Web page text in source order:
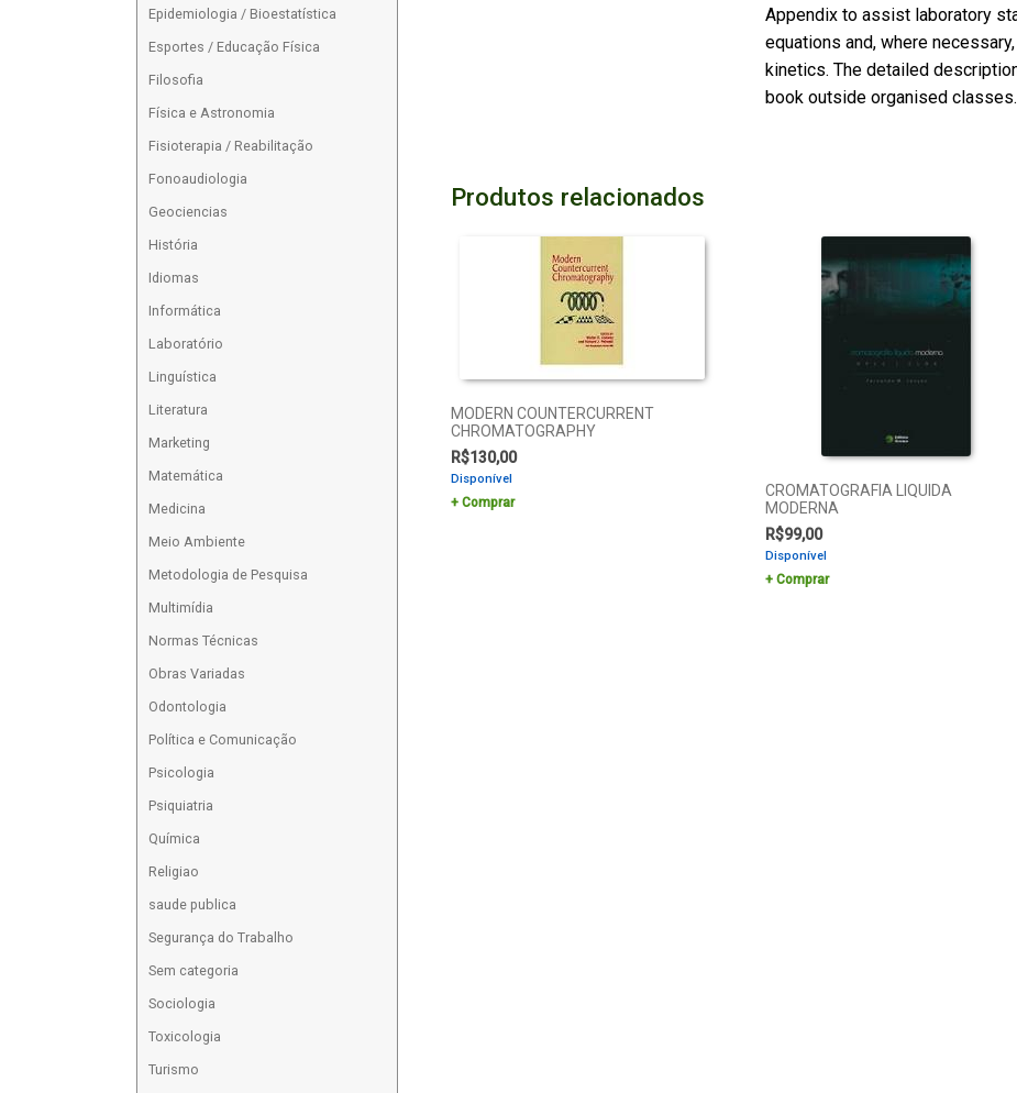
Appendix to assist laboratory
equations and, where
kinetics. The detailed
book outside organised classes.
Produtos relacionados
MODERN COUNTERCURRENT
CHROMATOGRAPHY
R$130,00
Disponível
Comprar
CROMATOGRAFIA LIQUIDA
MODERNA
R$99,00
Disponível
Comprar
Epidemiologia / Bioestatística
Esportes / Educação Física
Filosofia
Física e Astronomia
Fisioterapia / Reabilitação
Fonoaudiologia
Geociencias
História
Idiomas
Informática
Laboratório
Linguística
Literatura
Marketing
Matemática
Medicina
Meio Ambiente
Metodologia de Pesquisa
Multimídia
Normas Técnicas
Obras Variadas
Odontologia
Política e Comunicação
Psicologia
Psiquiatria
Química
Religiao
saude publica
Segurança do Trabalho
Sem categoria
Sociologia
Toxicologia
Turismo